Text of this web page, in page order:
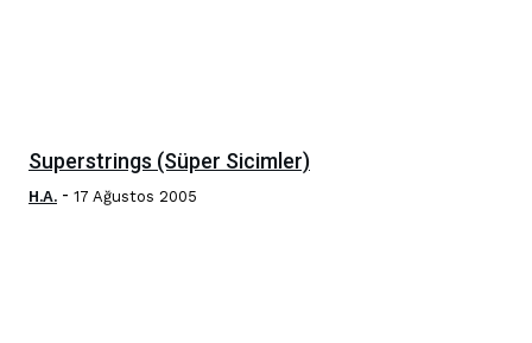
Superstrings (Süper Sicimler)
H.A. - 17 Ağustos 2005